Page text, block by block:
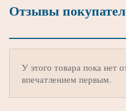
Отзывы
У этого товара пока нет
впечатлением первым.